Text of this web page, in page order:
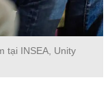
tại INSEA, Unity